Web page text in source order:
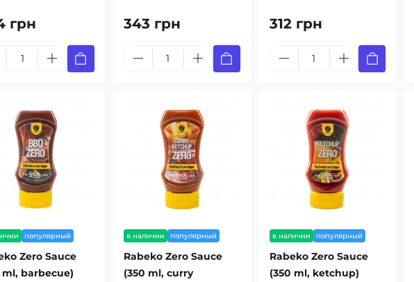
грн 343 грн 312 грн
популярный
Zero Sauce
ml, barbecue)
в наличии популярный
Rabeko Zero Sauce
(350 ml, curry
в наличии популярный
Rabeko Zero Sauce
(350 ml, ketchup)